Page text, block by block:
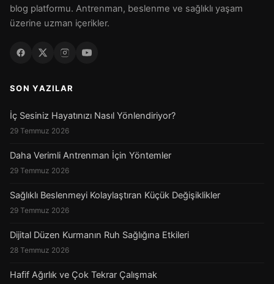
blog platformu. Antrenman, beslenme ve sağlıklı yaşam
üzerine uzman içerikler.
SON YAZILAR
İç Sesiniz Hayatınızı Nasıl Yönlendiriyor?
29 Temmuz 2026
Daha Verimli Antrenman İçin Yöntemler
29 Temmuz 2026
Sağlıklı Beslenmeyi Kolaylaştıran Küçük Değişiklikler
29 Temmuz 2026
Dijital Düzen Kurmanın Ruh Sağlığına Etkileri
28 Temmuz 2026
Hafif Ağırlık ve Çok Tekrar Çalışmak